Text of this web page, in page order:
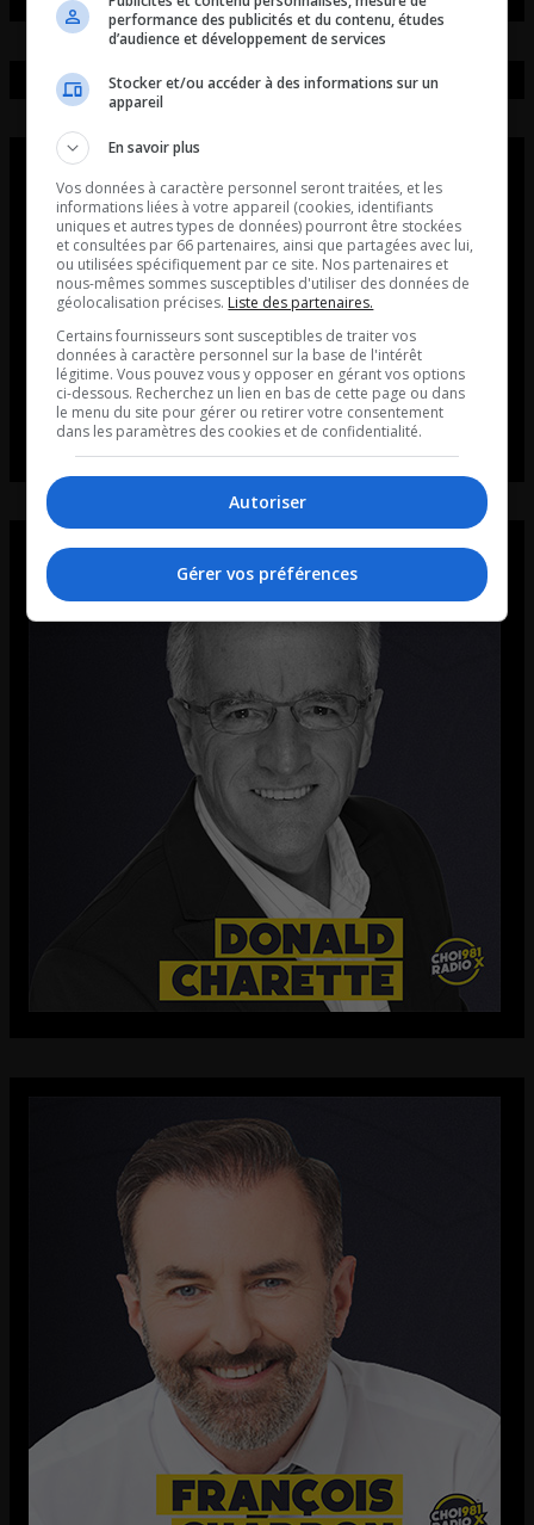
performance des publicités et du contenu, études
d’audience et développement de services
Stocker et/ou accéder à des informations sur un
appareil
En savoir plus
Vos données à caractère personnel seront traitées, et les
informations liées à votre appareil (cookies, identifiants
uniques et autres types de données) pourront être stockées
et consultées par 66 partenaires, ainsi que partagées avec lui,
ou utilisées spécifiquement par ce site. Nos partenaires et
nous-mêmes sommes susceptibles d'utiliser des données de
géolocalisation précises. Liste des partenaires.
Certains fournisseurs sont susceptibles de traiter vos
données à caractère personnel sur la base de l'intérêt
légitime. Vous pouvez vous y opposer en gérant vos options
ci-dessous. Recherchez un lien en bas de cette page ou dans
le menu du site pour gérer ou retirer votre consentement
dans les paramètres des cookies et de confidentialité.
Autoriser
Gérer vos préférences